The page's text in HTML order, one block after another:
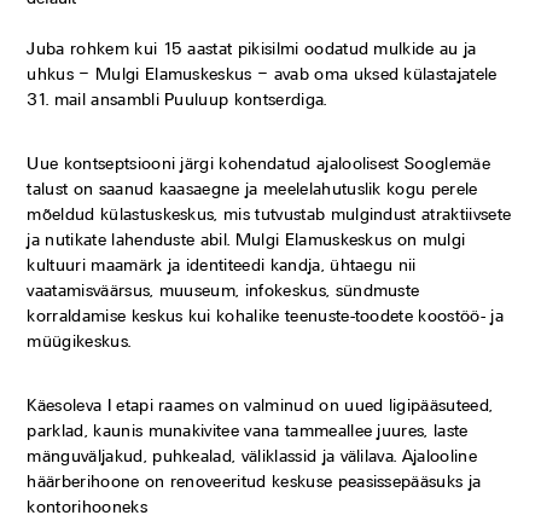
Juba rohkem kui 15 aastat pikisilmi oodatud mulkide au ja
uhkus – Mulgi Elamuskeskus – avab oma uksed külastajatele
31. mail ansambli Puuluup kontserdiga.
Uue kontseptsiooni järgi kohendatud ajaloolisest Sooglemäe
talust on saanud kaasaegne ja meelelahutuslik kogu perele
mõeldud külastuskeskus, mis tutvustab mulgindust atraktiivsete
ja nutikate lahenduste abil. Mulgi Elamuskeskus on mulgi
kultuuri maamärk ja identiteedi kandja, ühtaegu nii
vaatamisväärsus, muuseum, infokeskus, sündmuste
korraldamise keskus kui kohalike teenuste-toodete koostöö- ja
müügikeskus.
Käesoleva I etapi raames on valminud on uued ligipääsuteed,
parklad, kaunis munakivitee vana tammeallee juures, laste
mänguväljakud, puhkealad, väliklassid ja välilava. Ajalooline
häärberihoone on renoveeritud keskuse peasissepääsuks ja
kontorihooneks